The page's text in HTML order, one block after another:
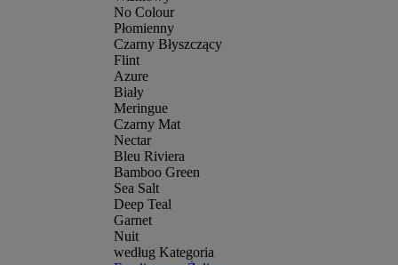
No Colour
Płomienny
Czarny Błyszczący
Flint
Azure
Biały
Meringue
Czarny Mat
Nectar
Bleu Riviera
Bamboo Green
Sea Salt
Deep Teal
Garnet
Nuit
według Kategoria